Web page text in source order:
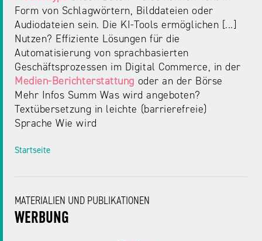
Form von Schlagwörtern, Bilddateien oder
Audiodateien sein. Die KI-Tools ermöglichen [...]
Nutzen? Effiziente Lösungen für die
Automatisierung von sprachbasierten
Geschäftsprozessen im Digital Commerce, in der
Medien-Berichterstattung oder an der Börse
Mehr Infos Summ Was wird angeboten?
Textübersetzung in leichte (barrierefreie)
Sprache Wie wird
Startseite
MATERIALIEN UND PUBLIKATIONEN
WERBUNG